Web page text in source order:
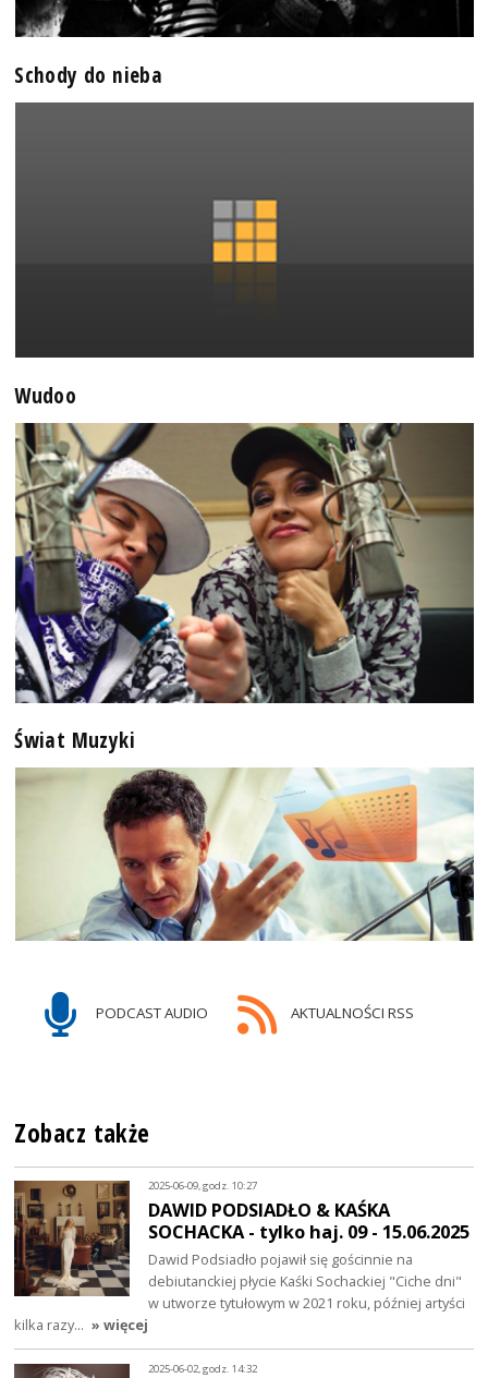
Schody do nieba
Wudoo
Świat Muzyki
PODCAST AUDIO AKTUALNOŚCI RSS
Zobacz także
2025-06-09, godz. 10:27
DAWID PODSIADŁO & KAŚKA
SOCHACKA - tylko haj. 09 - 15.06.2025
Dawid Podsiadło pojawił się gościnnie na
debiutanckiej płycie Kaśki Sochackiej "Ciche dni"
w utworze tytułowym w 2021 roku, później artyści
kilka razy… » więcej
2025-06-02, godz. 14:32